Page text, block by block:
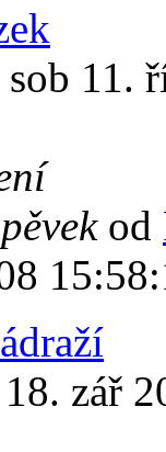
sob 11.
od
zář